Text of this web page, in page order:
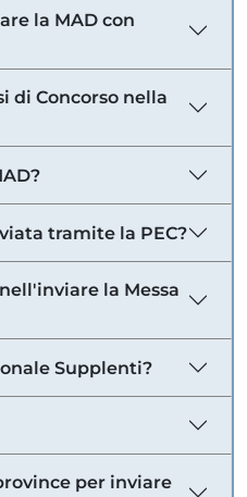
la MAD con
di Concorso nella
tramite la PEC?
la Messa
Supplenti?
per inviare